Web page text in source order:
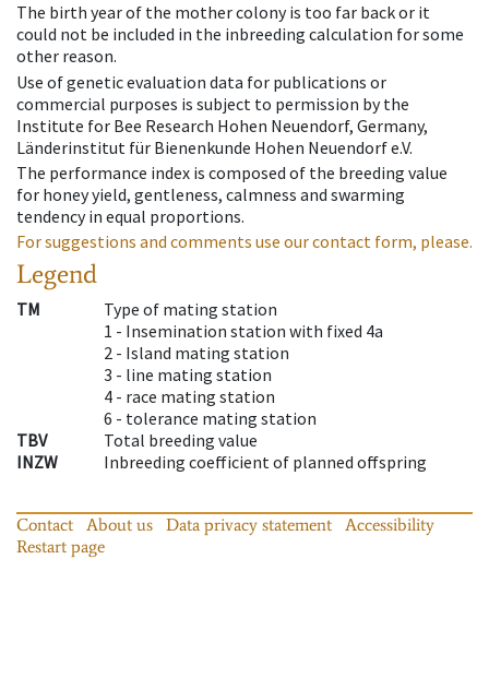
The birth year of the mother colony is too far back or it
could not be included in the inbreeding calculation for some
other reason.
Use of genetic evaluation data for publications or
commercial purposes is subject to permission by the
Institute for Bee Research Hohen Neuendorf, Germany,
Länderinstitut für Bienenkunde Hohen Neuendorf e.V.
The performance index is composed of the breeding value
for honey yield, gentleness, calmness and swarming
tendency in equal proportions.
For suggestions and comments use our contact form, please.
Legend
TM
Type of mating station
1 - Insemination station with fixed 4a
2 - Island mating station
3 - line mating station
4 - race mating station
6 - tolerance mating station
TBV
Total breeding value
INZW
Inbreeding coefficient of planned offspring
Contact About us Data privacy statement
Accessibility
Restart page